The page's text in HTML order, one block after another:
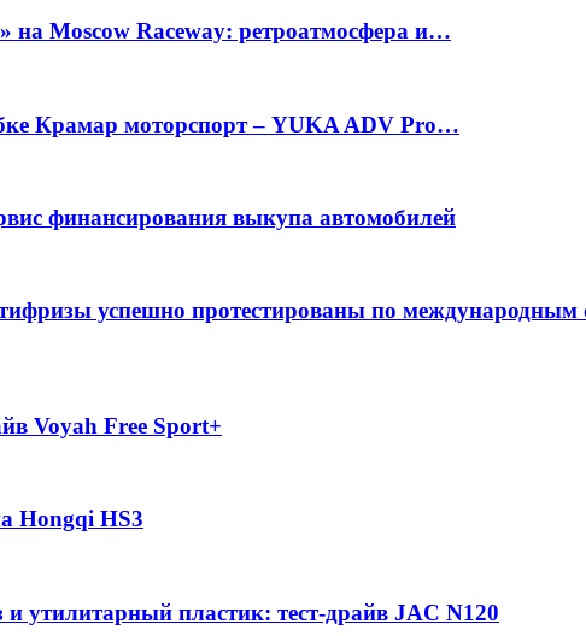
на Moscow Raceway: ретроатмосфера и…
Крамар моторспорт – YUKA ADV Pro…
финансирования выкупа автомобилей
успешно протестированы по международным
Voyah Free Sport+
Hongqi HS3
утилитарный пластик: тест-драйв JAC N120